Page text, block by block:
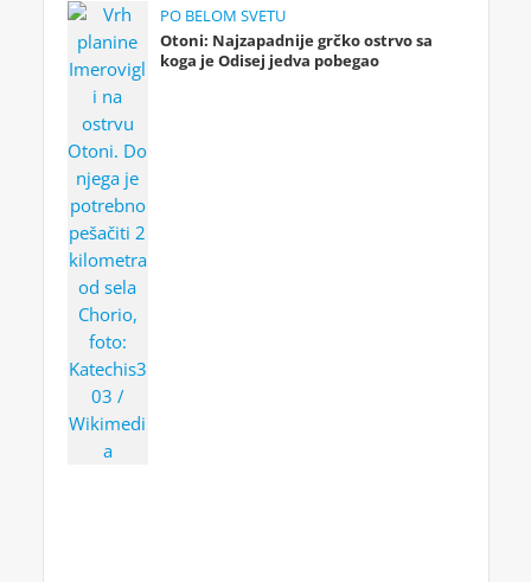
PO BELOM SVETU
Otoni: Najzapadnije grčko ostrvo sa
koga je Odisej jedva pobegao